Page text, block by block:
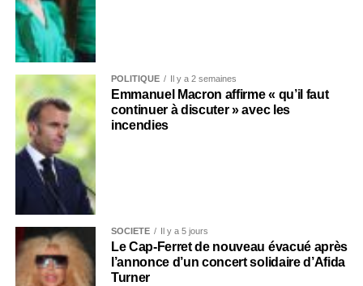
POLITIQUE Il y a 2 semaines
Emmanuel Macron affirme « qu’il faut
continuer à discuter » avec les
incendies
SOCIÉTÉ Il y a 5 jours
Le Cap-Ferret de nouveau évacué après
l’annonce d’un concert solidaire d’Afida
Turner